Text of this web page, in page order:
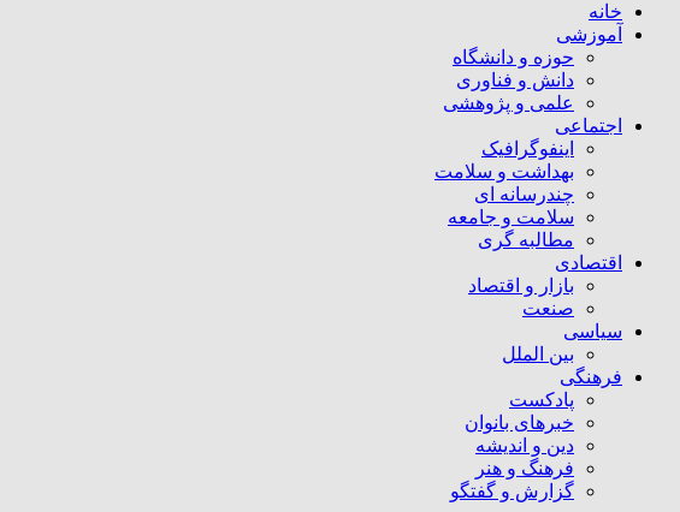
خانه
آموزشی
حوزه و دانشگاه
دانش و فناوری
علمی و پژوهشی
اجتماعی
اینفوگرافیک
بهداشت و سلامت
چندرسانه ای
سلامت و جامعه
مطالبه گری
اقتصادی
بازار و اقتصاد
صنعت
سیاسی
بین الملل
فرهنگی
پادکست
خبرهای بانوان
دین و اندیشه
فرهنگ و هنر
گزارش و گفتگو